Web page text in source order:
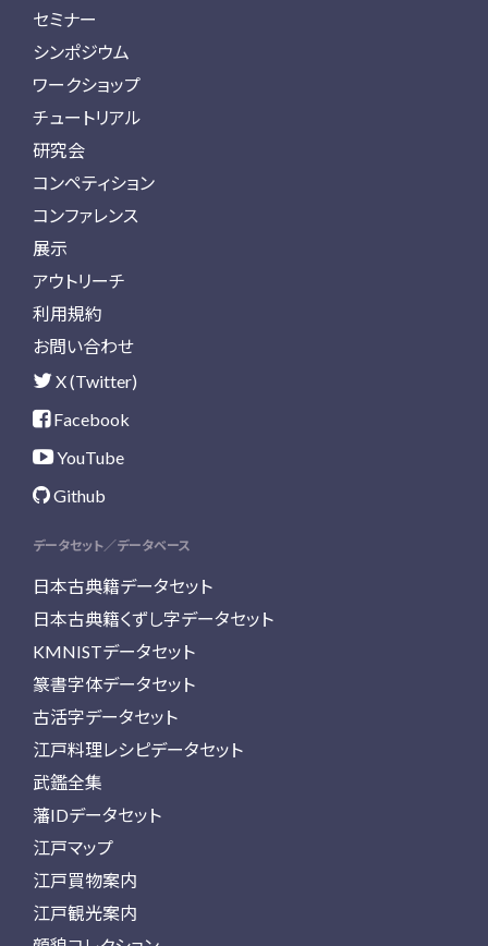
セミナー
シンポジウム
ワークショップ
チュートリアル
研究会
コンペティション
コンファレンス
展示
アウトリーチ
利用規約
お問い合わせ
X (Twitter)
Facebook
YouTube
Github
データセット／データベース
日本古典籍データセット
日本古典籍くずし字データセット
KMNISTデータセット
篆書字体データセット
古活字データセット
江戸料理レシピデータセット
武鑑全集
藩IDデータセット
江戸マップ
江戸買物案内
江戸観光案内